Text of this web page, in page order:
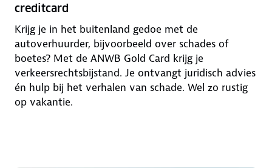
creditcard
Krijg je in het buitenland gedoe met de
autoverhuurder, bijvoorbeeld over schades of
boetes? Met de ANWB Gold Card krijg je
verkeersrechtsbijstand. Je ontvangt juridisch advies
én hulp bij het verhalen van schade. Wel zo rustig
op vakantie.